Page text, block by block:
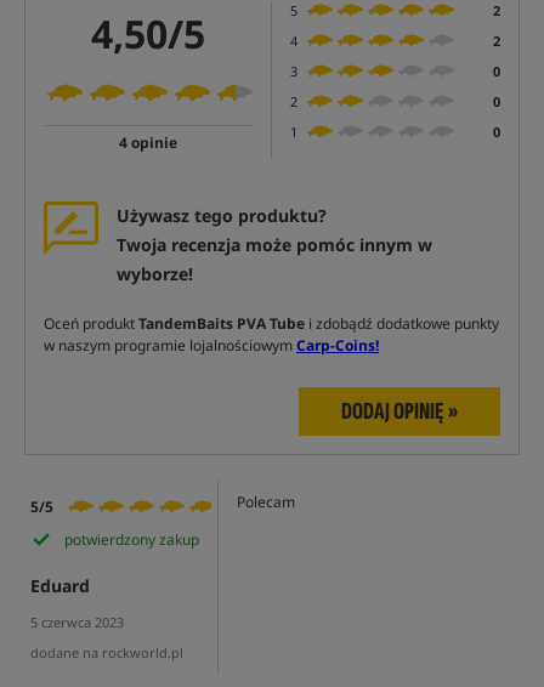
4,50/5
4 opinie
5
2
4
2
3
0
2
0
1
0
Używasz tego produktu?
Twoja recenzja może pomóc innym w
wyborze!
Oceń produktTandemBaits PVA Tube i zdobądź dodatkowe punkty
w naszym programie lojalnościowymCarp-Coins!
DODAJ OPINIĘ »
5/5
potwierdzony zakup
Eduard
5 czerwca 2023
dodane na rockworld.pl
Polecam